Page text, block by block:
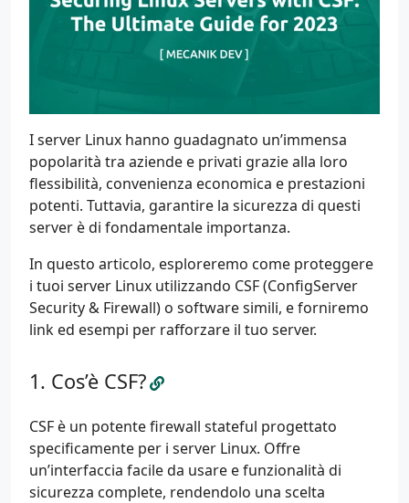
I server Linux hanno guadagnato un’immensa
popolarità tra aziende e privati grazie alla loro
flessibilità, convenienza economica e prestazioni
potenti. Tuttavia, garantire la sicurezza di questi
server è di fondamentale importanza.
In questo articolo, esploreremo come proteggere
i tuoi server Linux utilizzando CSF (ConfigServer
Security & Firewall) o software simili, e forniremo
link ed esempi per rafforzare il tuo server.
Cos’è CSF?
CSF è un potente firewall stateful progettato
specificamente per i server Linux. Offre
un’interfaccia facile da usare e funzionalità di
sicurezza complete, rendendolo una scelta